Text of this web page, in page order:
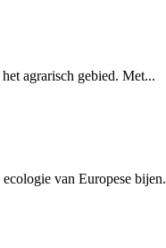
agrarisch gebied. Met...
van Europese bijen.